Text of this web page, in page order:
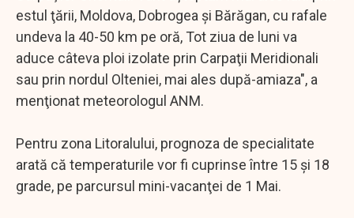
estul ţării, Moldova, Dobrogea şi Bărăgan, cu rafale
undeva la 40-50 km pe oră, Tot ziua de luni va
aduce câteva ploi izolate prin Carpaţii Meridionali
sau prin nordul Olteniei, mai ales după-amiaza", a
menţionat meteorologul ANM.
Pentru zona Litoralului, prognoza de specialitate
arată că temperaturile vor fi cuprinse între 15 şi 18
grade, pe parcursul mini-vacanţei de 1 Mai.